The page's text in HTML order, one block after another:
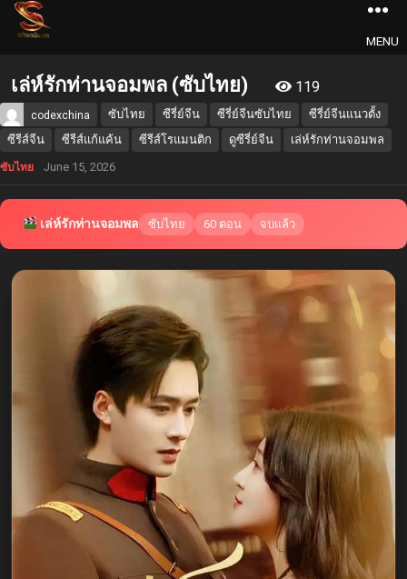
MENU
เล่ห์รักท่านจอมพล (ซับไทย) 119
codexchina ซับไทย ซีรี่ย์จีน ซีรี่ย์จีนซับไทย
ซีรี่ย์จีนแนวตั้ง
ซีรีส์จีน
ซีรีส์แก้แค้น ซีรีส์โรแมนติก ดูซีรี่ย์จีน เล่ห์รักท่านจอมพล
ซับไทย June 15, 2026
เล่ห์รักท่านจอมพล ซับไทย 60 ตอน จบแล้ว